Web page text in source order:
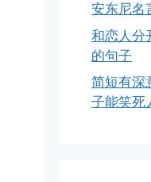
安东尼名
和恋人分
的句子
简短有深
子能笑死